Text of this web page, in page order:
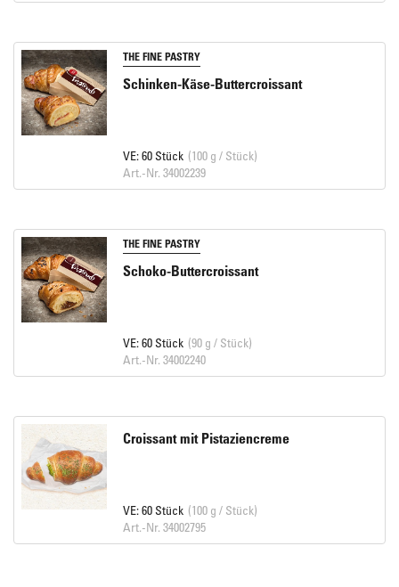
THE FINE PASTRY
Schinken-Käse-Buttercroissant
VE: 60 Stück (100 g / Stück)
Art.-Nr. 34002239
THE FINE PASTRY
Schoko-Buttercroissant
VE: 60 Stück (90 g / Stück)
Art.-Nr. 34002240
Croissant mit Pistaziencreme
VE: 60 Stück (100 g / Stück)
Art.-Nr. 34002795